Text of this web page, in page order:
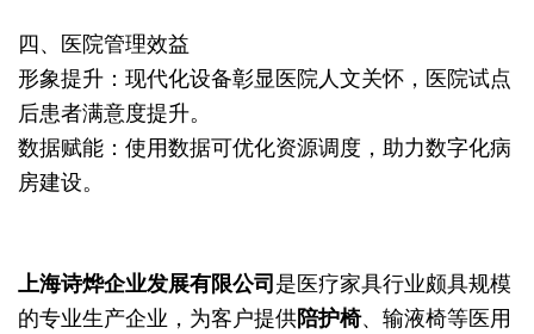
四、医院管理效益
形象提升：现代化设备彰显医院人文关怀，医院试点
后患者满意度提升。
数据赋能：使用数据可优化资源调度，助力数字化病
房建设。
上海诗烨企业发展有限公司 是 医疗家具行业颇具规模
的专业生产企业，为客户提供陪护椅、 输液椅等医用